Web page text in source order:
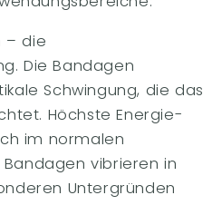
– die
Die Bandagen
Schwingung, die das
Höchste Energie-
im normalen
vibrieren in
Untergründen